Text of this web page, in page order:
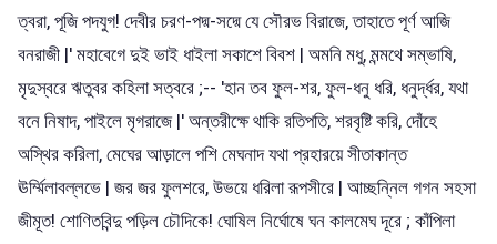
ত্বরা, পূজি পদযুগ! দেবীর চরণ-পদ্ম-সদ্মে যে সৌরভ বিরাজে, তাহাতে পূর্ণ আজি
বনরাজী |' মহাবেগে দুই ভাই ধাইলা সকাশে বিবশ | অমনি মধু, মন্মথে সম্ভাষি,
মৃদুস্বরে ঋতুবর কহিলা সত্বরে ;-- 'হান তব ফুল-শর, ফুল-ধনু ধরি, ধনুর্দ্ধর, যথা
বনে নিষাদ, পাইলে মৃগরাজে |' অন্তরীক্ষে থাকি রতিপতি, শরবৃষ্টি করি, দোঁহে
অস্থির করিলা, মেঘের আড়ালে পশি মেঘনাদ যথা প্রহারয়ে সীতাকান্ত
ঊর্ম্মিলাবল্লভে | জর জর ফুলশরে, উভয়ে ধরিলা রূপসীরে | আচ্ছন্নিল গগন সহসা
জীমূত! শোণিতবিন্দু পড়িল চৌদিকে! ঘোষিল নির্ঘোষে ঘন কালমেঘ দূরে ; কাঁপিলা